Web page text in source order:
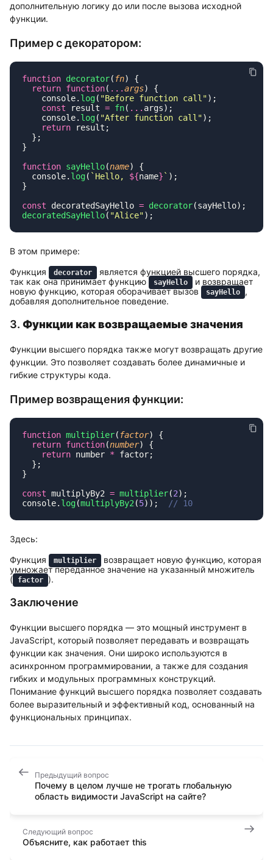
дополнительную логику до или после вызова исходной
функции.
Пример с декоратором:
function decorator( fn
  return
function( ...args
    console.
log( "Before function call "
    const
result = fn( ...
    console.
log( "After function call "
    return
function sayHello(name
  console.
log( `Hello, ${name} `
const decoratedSayHello = decorator
decoratedSayHello( "Alice"
В этом примере:
Функция
decorator
является функцией высшего порядка,
так как она принимает функцию
sayHello
и возвращает
новую функцию, которая оборачивает вызов
sayHello
,
добавляя дополнительное поведение.
3. Функции как возвращаемые значения
Функции высшего порядка также могут возвращать другие
функции. Это позволяет создавать более динамичные и
гибкие структуры кода.
Пример возвращения функции:
function multiplier( factor
  return
function(number
    return
number *
const multiplyBy2 = multiplier(2
console. log(multiplyBy2 (5));
Здесь:
Функция
multiplier
возвращает новую функцию, которая
умножает переданное значение на указанный множитель
(
factor ).
Заключение
Функции высшего порядка — это мощный инструмент в
JavaScript, который позволяет передавать и возвращать
функции как значения. Они широко используются в
асинхронном программировании, а также для создания
гибких и модульных программных конструкций.
Понимание функций высшего порядка позволяет создавать
более выразительный и эффективный код, основанный на
функциональных принципах.
Предыдущий вопрос
Почему в целом лучше не трогать глобальную
область видимости JavaScript на сайте?
Следующий вопрос
Объясните, как работает this